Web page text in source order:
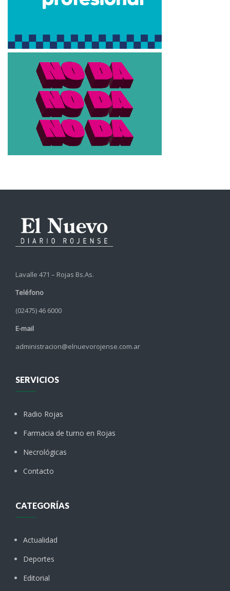
Lavalle 471 – Rojas Bs.As.
Teléfono
(02475) 46 6000
E-mail
administracion@elnuevorojense.com.ar
SERVICIOS
Radio Rojas
Farmacia de turno en Rojas
Necrológicas
Contacto
CATEGORÍAS
Actualidad
Deportes
Editorial